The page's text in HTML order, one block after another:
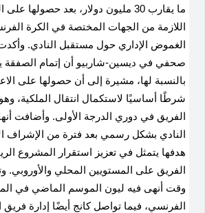
ما يقارب 30 مليون دولار، بعد حصولها
اللازمة من الجهات المختصة في الكرة
الغموض الإداري حول مستقبل النادي.
صحفي في ديسين-شاربيو أن إتمام الصفقة
بالنسبة لها، مشيرة إلى أن حصولها على
شرطًا أساسيًا لاستكمال انتقال الملكية،
الفريق في دوري الدرجة الأولى. وأضافت
النادي بشكل رسمي بعد فترة من الإشراف
هدفها يتمثل في تعزيز استقرار المشروع
الفريق على المستويين المحلي والأوروبي.
وقت أنهى فيه ليون الموسم الماضي في
الفرنسي، فيما تواصل كانج أيضًا إدارة فريق